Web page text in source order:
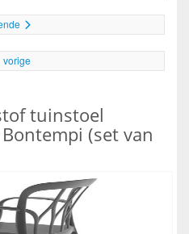
vorige
tuinstoel
(set van